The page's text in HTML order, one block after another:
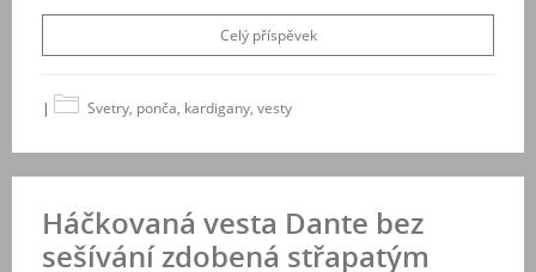
Celý příspěvek
| Svetry, ponča, kardigany, vesty
Háčkovaná vesta Dante bez
sešívání zdobená střapatým